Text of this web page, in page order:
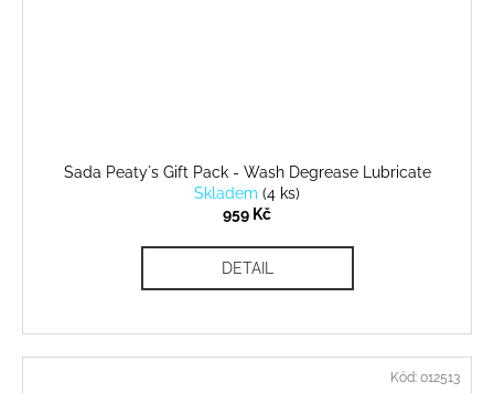
Sada Peaty´s Gift Pack - Wash Degrease Lubricate
Skladem (4 ks)
959 Kč
DETAIL
Kód: 012513